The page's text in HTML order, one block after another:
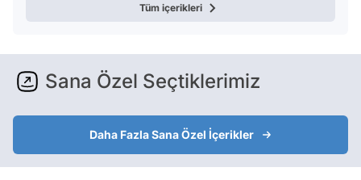
Tüm içerikleri
Sana Özel Seçtiklerimiz
Daha Fazla Sana Özel İçerikler